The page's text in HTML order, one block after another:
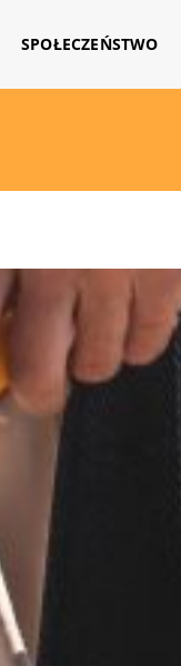
SPOŁECZEŃSTWO